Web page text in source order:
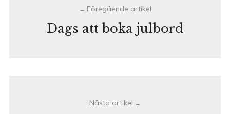
navigation
Dags att boka julbord